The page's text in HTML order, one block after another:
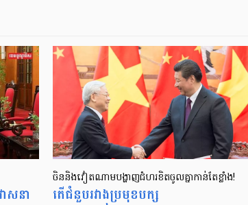
សនា
ចិននិងវៀតណាមបង្ហាញជំហរខិតចូលគ្នាកាន់តែខ្លាំង!
តើជំនួបរវាងប្រមុខបក្ស